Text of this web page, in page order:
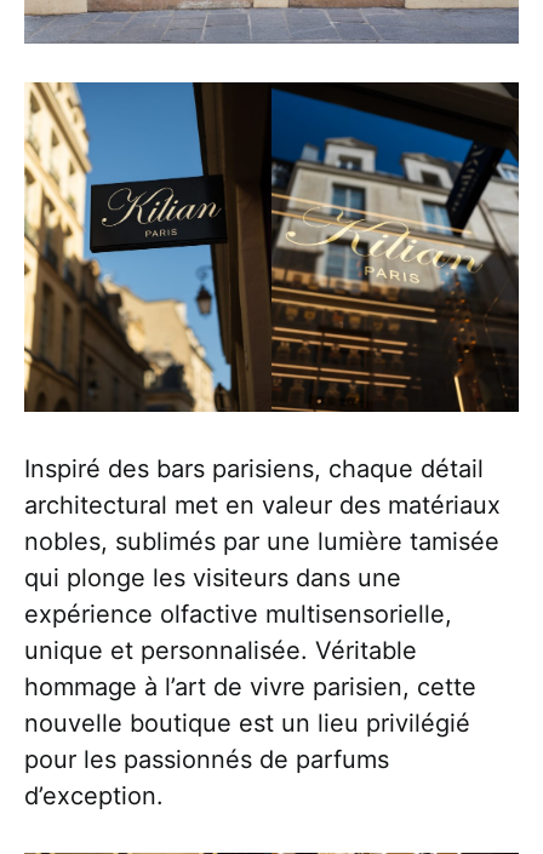
Inspiré des bars parisiens, chaque détail
architectural met en valeur des matériaux
nobles, sublimés par une lumière tamisée
qui plonge les visiteurs dans une
expérience olfactive multisensorielle,
unique et personnalisée. Véritable
hommage à l’art de vivre parisien, cette
nouvelle boutique est un lieu privilégié
pour les passionnés de parfums
d’exception.